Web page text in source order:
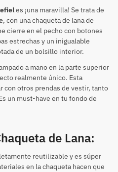
es ¡una maravilla! Se trata de
, con una chaqueta de lana de
cierre en el pecho con botones
estrechas y un inigualable
de un bolsillo interior.
a mano en la parte superior
realmente único. Esta
con otros prendas de vestir, tanto
un must-have en tu fondo de
de Lana:
reutilizable y es súper
en la chaqueta hacen que